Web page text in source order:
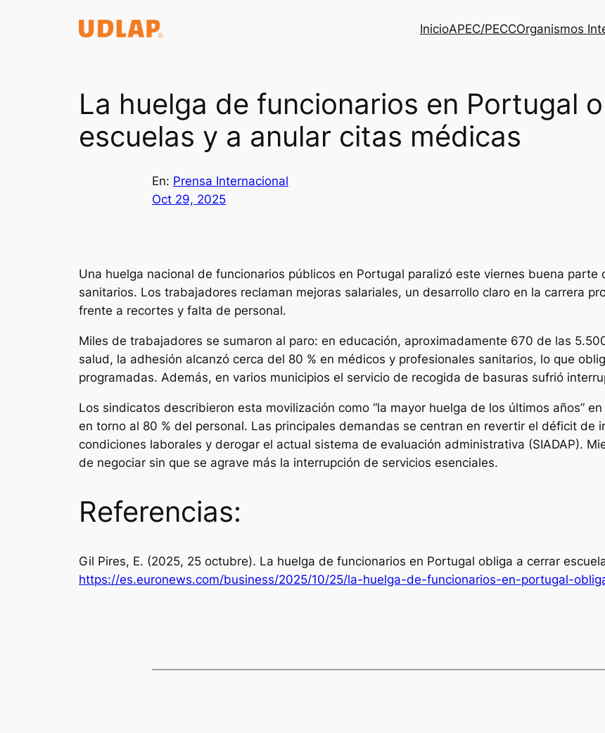
InicioAPEC/PECCOrganismos
La huelga de funcionarios en Portugal
escuelas y a anular citas médicas
En: Prensa Internacional
Oct 29, 2025
Una huelga nacional de funcionarios públicos en Portugal paralizó este viernes buena
sanitarios. Los trabajadores reclaman mejoras salariales, un desarrollo claro en la carrera
frente a recortes y falta de personal.
Miles de trabajadores se sumaron al paro: en educación, aproximadamente 670 de las
salud, la adhesión alcanzó cerca del 80 % en médicos y profesionales sanitarios, lo que
programadas. Además, en varios municipios el servicio de recogida de basuras sufrió
Los sindicatos describieron esta movilización como “la mayor huelga de los últimos años”
en torno al 80 % del personal. Las principales demandas se centran en revertir el déficit de
condiciones laborales y derogar el actual sistema de evaluación administrativa (SIADAP).
de negociar sin que se agrave más la interrupción de servicios esenciales.
Referencias:
Gil Pires, E. (2025, 25 octubre). La huelga de funcionarios en Portugal obliga a cerrar
https://es.euronews.com/business/2025/10/25/la-huelga-de-funcionarios-en-portugal-